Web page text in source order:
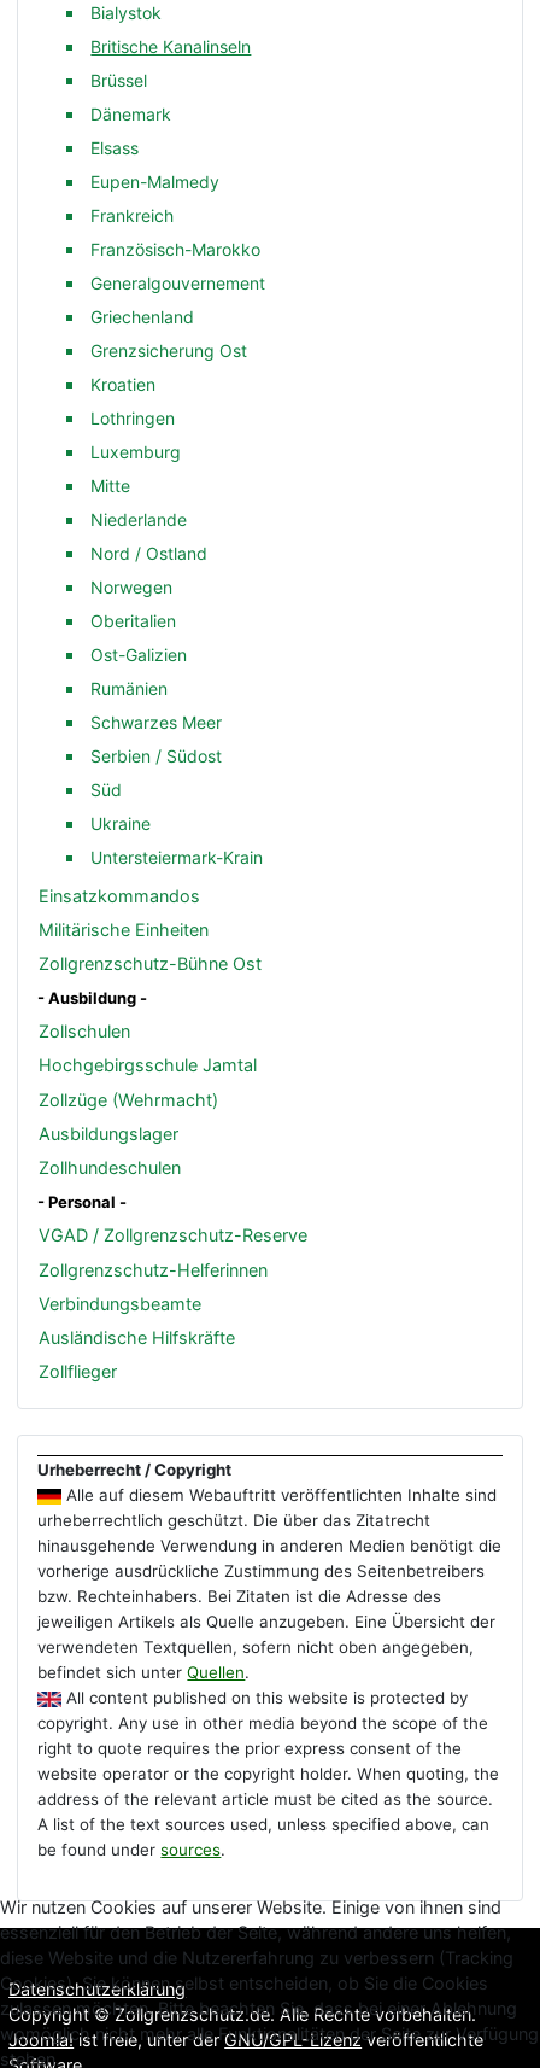
Bialystok
Britische Kanalinseln
Brüssel
Dänemark
Elsass
Eupen-Malmedy
Frankreich
Französisch-Marokko
Generalgouvernement
Griechenland
Grenzsicherung Ost
Kroatien
Lothringen
Luxemburg
Mitte
Niederlande
Nord / Ostland
Norwegen
Oberitalien
Ost-Galizien
Rumänien
Schwarzes Meer
Serbien / Südost
Süd
Ukraine
Untersteiermark-Krain
Einsatzkommandos
Militärische Einheiten
Zollgrenzschutz-Bühne Ost
- Ausbildung -
Zollschulen
Hochgebirgsschule Jamtal
Zollzüge (Wehrmacht)
Ausbildungslager
Zollhundeschulen
- Personal -
VGAD / Zollgrenzschutz-Reserve
Zollgrenzschutz-Helferinnen
Verbindungsbeamte
Ausländische Hilfskräfte
Zollflieger
Urheberrecht / Copyright
Alle auf diesem Webauftritt veröffentlichten Inhalte sind
urheberrechtlich geschützt. Die über das Zitatrecht
hinausgehende Verwendung in anderen Medien benötigt die
vorherige ausdrückliche Zustimmung des Seitenbetreibers
bzw. Rechteinhabers. Bei Zitaten ist die Adresse des
jeweiligen Artikels als Quelle anzugeben. Eine Übersicht der
verwendeten Textquellen, sofern nicht oben angegeben,
befindet sich unterQuellen.
All content published on this website is protected by
copyright. Any use in other media beyond the scope of the
right to quote requires the prior express consent of the
website operator or the copyright holder. When quoting, the
address of the relevant article must be cited as the source.
A list of the text sources used, unless specified above, can
be found undersources.
Datenschutzerklärung
Copyright © Zollgrenzschutz.de. Alle Rechte vorbehalten.
Joomla!ist freie, unter derGNU/GPL-Lizenzveröffentlichte
Wir nutzen Cookies auf unserer Website. Einige von ihnen sind
essenziell für den Betrieb der Seite, während andere uns helfen,
diese Website und die Nutzererfahrung zu verbessern (Tracking
Cookies). Sie können selbst entscheiden, ob Sie die Cookies
zulassen möchten. Bitte beachten Sie, dass bei einer Ablehnung
womöglich nicht mehr alle Funktionalitäten der Seite zur Verfügung
stehen.